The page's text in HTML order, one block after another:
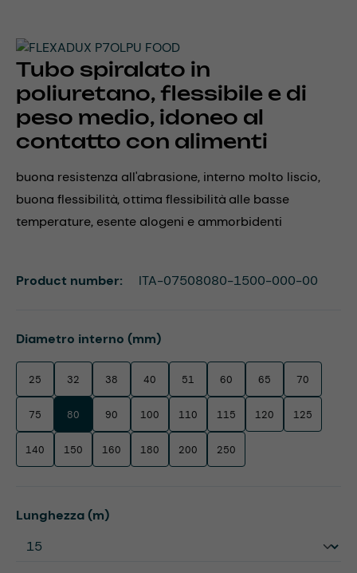
Tubo spiralato in
poliuretano, flessibile e di
peso medio, idoneo al
contatto con alimenti
buona resistenza all'abrasione, interno molto liscio,
buona flessibilità, ottima flessibilità alle basse
temperature, esente alogeni e ammorbidenti
Select
Diametro interno (mm)
25 32 38 40 51 60 65 70
75 80 90 100 110 115 120 125
140 150 160 180 200 250
Select
Lunghezza (m)
Product number: ITA-07508080-1500-000-00